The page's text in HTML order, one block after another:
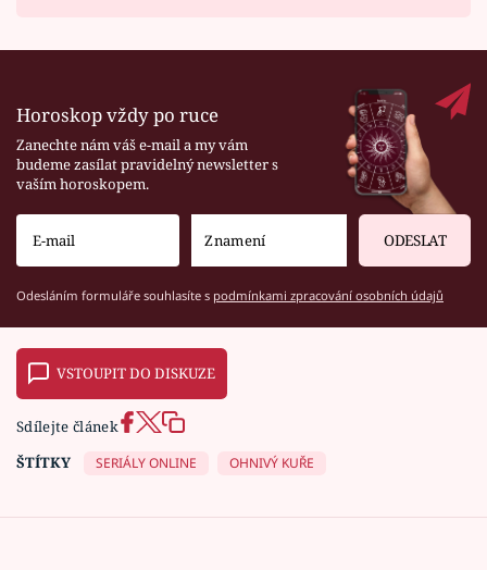
Horoskop vždy po ruce
Zanechte nám váš e-mail a my vám
budeme zasílat pravidelný newsletter s
vaším horoskopem.
ODESLAT
Odesláním formuláře souhlasíte s podmínkami zpracování osobních údajů
VSTOUPIT DO DISKUZE
Sdílejte článek
ŠTÍTKY
SERIÁLY ONLINE OHNIVÝ KUŘE